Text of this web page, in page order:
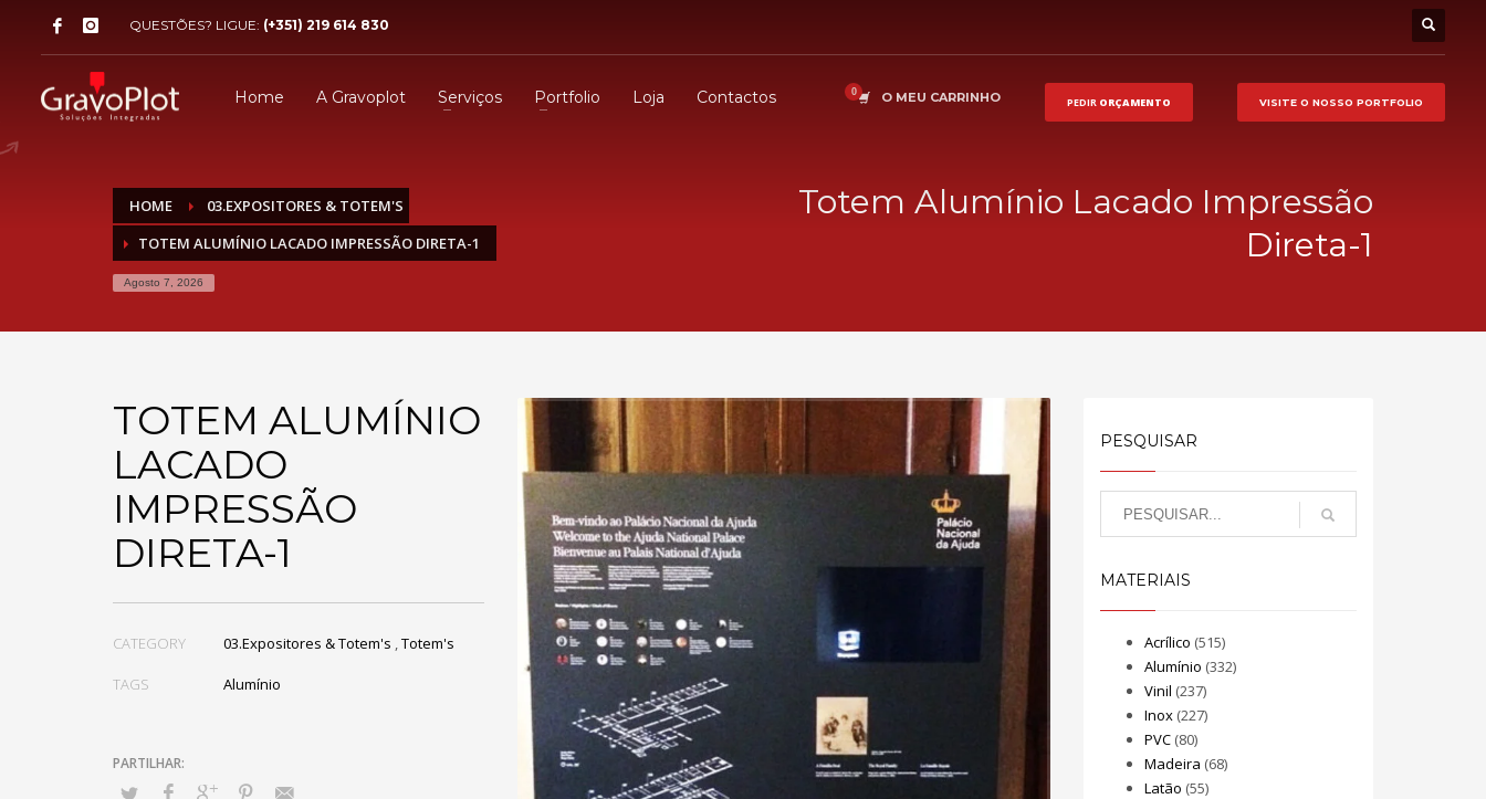
QUESTÕES? LIGUE: (+351) 219 614 830
Home A Gravoplot Serviços Portfolio Loja Contactos O MEU CARRINHO PEDIR ORÇAMENTO VISITE O NOSSO PORTFOLIO
HOME
03.EXPOSITORES & TOTEM'S
TOTEM ALUMÍNIO LACADO IMPRESSÃO DIRETA-1
Agosto 7, 2026
Totem Alumínio Lacado Impressão
Direta-1
TOTEM ALUMÍNIO
LACADO
IMPRESSÃO
DIRETA-1
CATEGORY 03.Expositores & Totem's ,Totem's
TAGS Alumínio
PESQUISAR
MATERIAIS
Acrílico (515)
Alumínio (332)
Vinil (237)
Inox(227)
PVC(80)
Madeira (68)
Latão (55)